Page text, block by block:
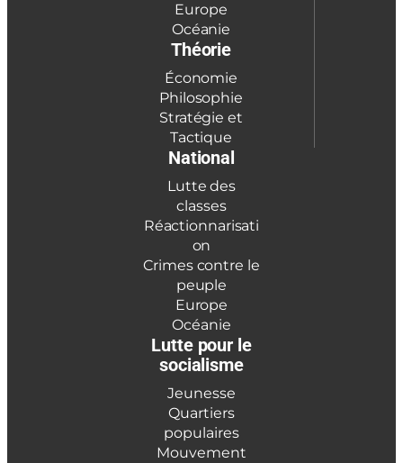
Europe
Océanie
Théorie
Économie
Philosophie
Stratégie et
Tactique
National
Lutte des
classes
Réactionnarisati
on
Crimes contre le
peuple
Europe
Océanie
Lutte pour le
socialisme
Jeunesse
Quartiers
populaires
Mouvement